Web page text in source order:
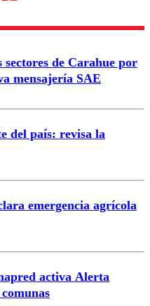
Enviar comentario
sectores de Carahue por
mensajería SAE
del país: revisa la
emergencia agrícola
activa Alerta